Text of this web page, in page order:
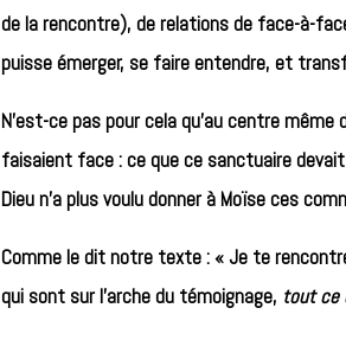
de la rencontre), de relations de face-à-
puisse émerger, se faire entendre, et
N’est-ce pas pour cela qu’au centre
faisaient face : ce que ce sanctuaire
Dieu n’a plus voulu donner à Moïse ces
Comme le dit notre texte : « Je te
qui sont sur l’arche du témoignage, tout ce